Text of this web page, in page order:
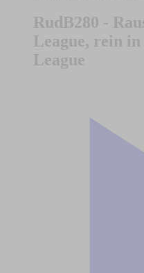
RudB280 -
League, rein
League